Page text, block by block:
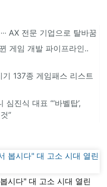
AX 전문 기업으로 탈바꿈
게임 개발 파이프라인..
137종 게임패스 리스트
진식 대표 “‘바벨탑’,
”
시다" 대 고소 시대 열린